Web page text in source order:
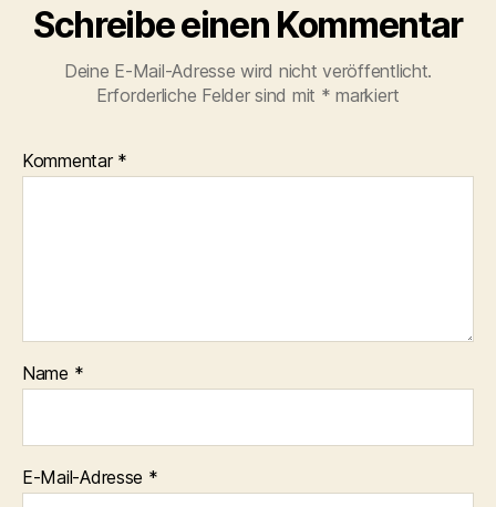
Schreibe einen Kommentar
Deine E-Mail-Adresse wird nicht veröffentlicht.
Erforderliche Felder sind mit * markiert
Kommentar *
Name *
E-Mail-Adresse *